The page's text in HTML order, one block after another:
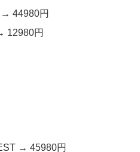
→ 44980円
12980円
→ 45980円